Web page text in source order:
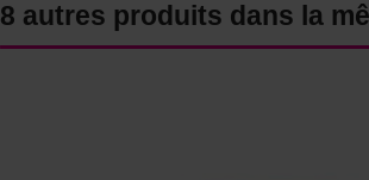
8 autres produits dans la